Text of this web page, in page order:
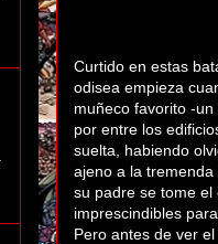
Curtido en estas
odisea empieza
muñeco favorito -un
por entre los
suelta, habiendo
ajeno a la
su padre se tome
imprescindibles
Pero antes de ver